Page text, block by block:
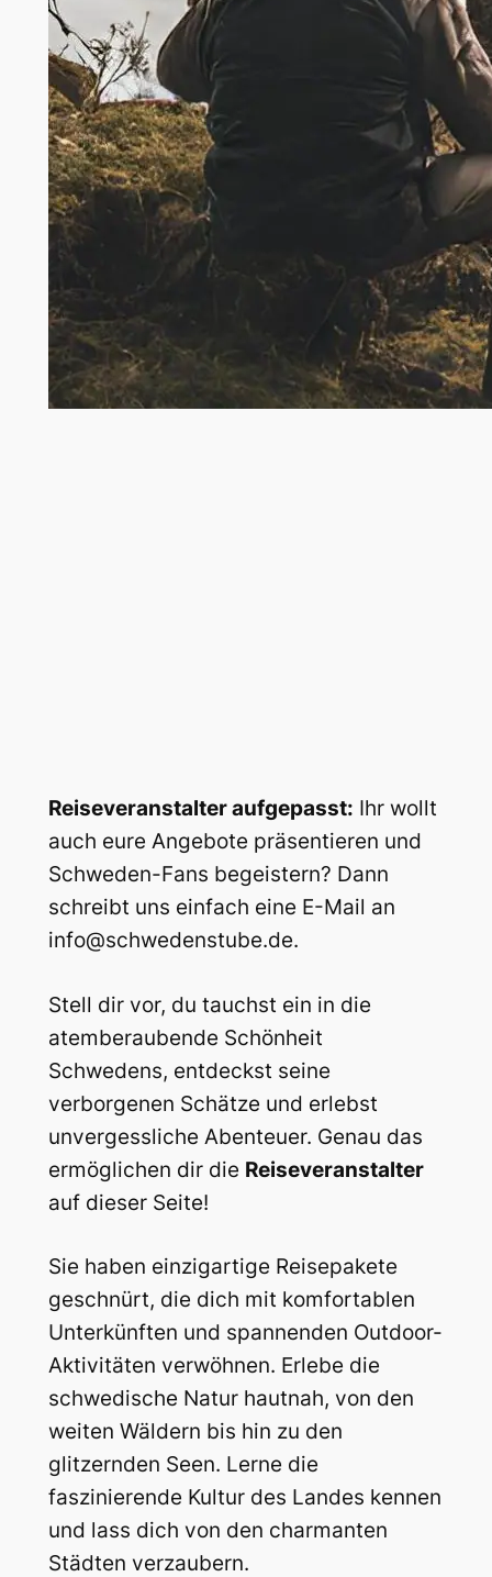
Reiseveranstalter aufgepasst: Ihr wollt
auch eure Angebote präsentieren und
Schweden-Fans begeistern? Dann
schreibt uns einfach eine E-Mail an
info@schwedenstube.de.
Stell dir vor, du tauchst ein in die
atemberaubende Schönheit
Schwedens, entdeckst seine
verborgenen Schätze und erlebst
unvergessliche Abenteuer. Genau das
ermöglichen dir die Reiseveranstalter
auf dieser Seite!
Sie haben einzigartige Reisepakete
geschnürt, die dich mit komfortablen
Unterkünften und spannenden Outdoor-
Aktivitäten verwöhnen. Erlebe die
schwedische Natur hautnah, von den
weiten Wäldern bis hin zu den
glitzernden Seen. Lerne die
faszinierende Kultur des Landes kennen
und lass dich von den charmanten
Städten verzaubern.